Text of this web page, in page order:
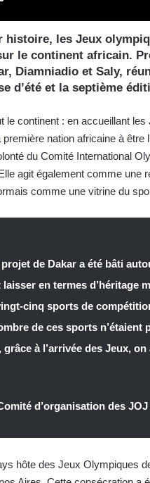
les Jeux
le continent africain.
Diamniadio et Saly,
d’été et la septième
le continent : en accueillant
nation africaine à être
du Comité International
agit également comme
comme une vitrine du
de Dakar a été bâti
en termes d’héritage
cinq sports de
de ces sports n’étaient
à l’arrivée des Jeux,
d’organisation des JOJ
hôte des Jeux Olympiques